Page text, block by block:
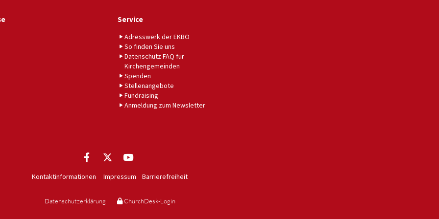
Service
Adresswerk der EKBO
So finden Sie uns
Datenschutz FAQ für
Kirchengemeinden
Spenden
Stellenangebote
Fundraising
Anmeldung zum Newsletter
Kontaktinformationen Impressum Barrierefreiheit
Datenschutzerklärung ChurchDesk-Login